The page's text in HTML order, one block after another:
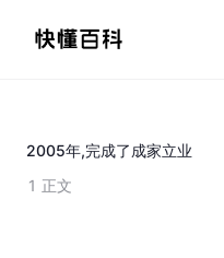
2005年,完成了成家立业
1 正文